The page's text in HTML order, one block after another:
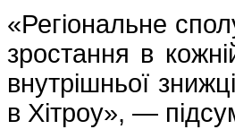
«Регіональне
зростання в
внутрішньої
в Хітроу», —